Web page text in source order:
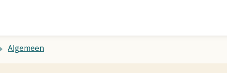
Algemeen